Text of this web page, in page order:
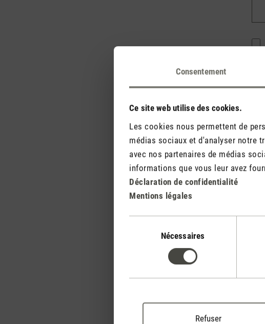
Consentement
Ce site web utilise des cookies.
Les cookies nous permettent de
médias sociaux et d'analyser notre
avec nos partenaires de médias
informations que vous leur avez
Déclaration de confidentialité
Mentions légales
consentement
Nécessaires
Refuser